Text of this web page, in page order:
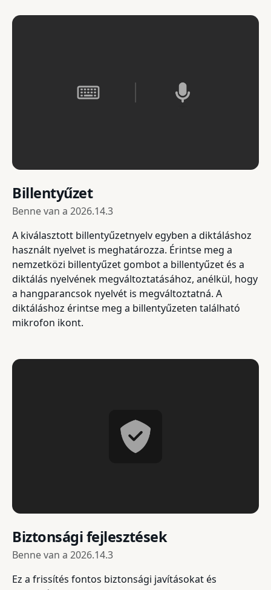
Billentyűzet
Benne van a 2026.14.3
A kiválasztott billentyűzetnyelv egyben a diktáláshoz
használt nyelvet is meghatározza. Érintse meg a
nemzetközi billentyűzet gombot a billentyűzet és a
diktálás nyelvének megváltoztatásához, anélkül, hogy
a hangparancsok nyelvét is megváltoztatná. A
diktáláshoz érintse meg a billentyűzeten található
mikrofon ikont.
Biztonsági fejlesztések
Benne van a 2026.14.3
Ez a frissítés fontos biztonsági javításokat és